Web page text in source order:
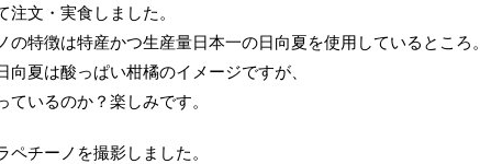
文・実食しました。
の特徴は特産かつ生産量日本一の日向夏を使用しているところ。
夏は酸っぱい柑橘のイメージですが、
いるのか？楽しみです。
チーノを撮影しました。